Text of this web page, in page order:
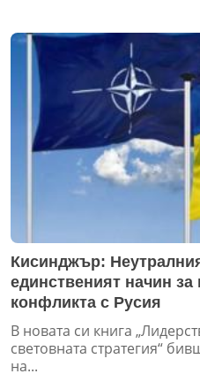
Кисинджър:
единственият начин за
конфликта с Русия
В новата си книга
световната стратегия“
на...